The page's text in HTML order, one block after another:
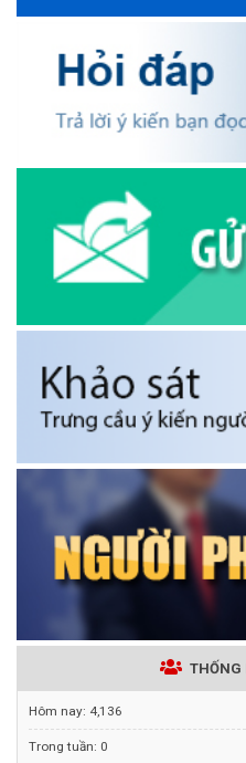
THỐNG
Hôm nay: 4,136
Trong tuần: 0